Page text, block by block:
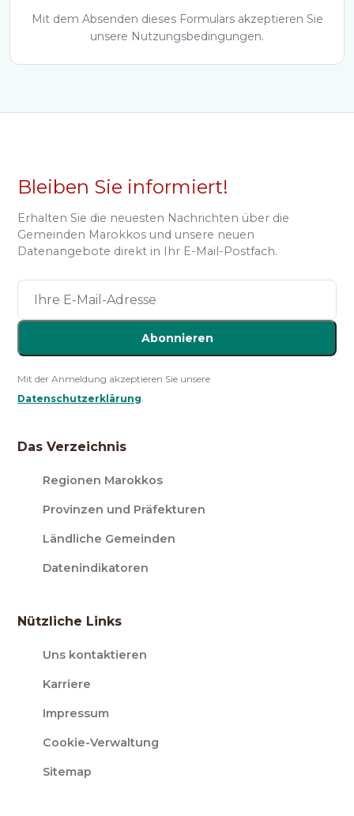
Mit dem Absenden dieses Formulars akzeptieren Sie
unsere Nutzungsbedingungen.
Bleiben Sie informiert!
Erhalten Sie die neuesten Nachrichten über die
Gemeinden Marokkos und unsere neuen
Datenangebote direkt in Ihr E-Mail-Postfach.
Abonnieren
Mit der Anmeldung akzeptieren Sie unsere
Datenschutzerklärung.
Das Verzeichnis
Regionen Marokkos
Provinzen und Präfekturen
Ländliche Gemeinden
Datenindikatoren
Nützliche Links
Uns kontaktieren
Karriere
Impressum
Cookie-Verwaltung
Sitemap